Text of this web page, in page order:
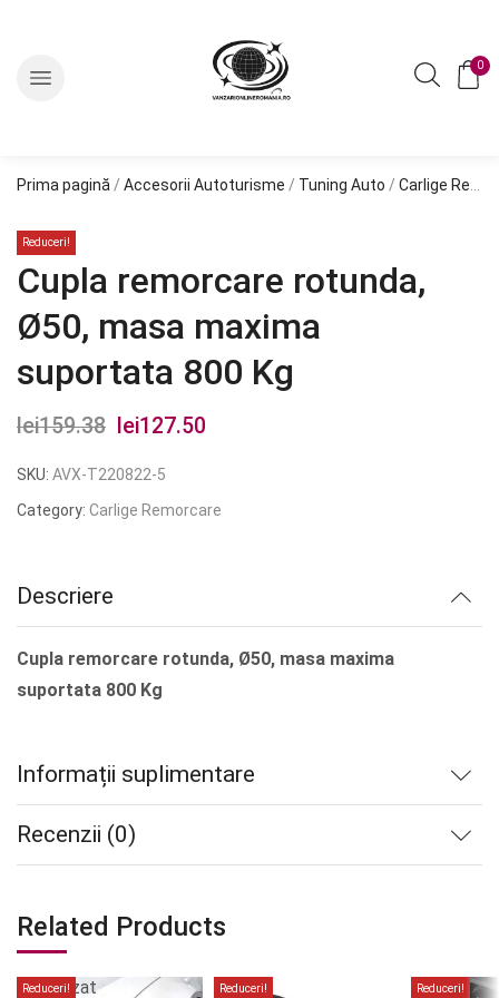
0
Prima pagină / Accesorii Autoturisme / Tuning Auto / Carlige Remorcare
Reduceri!
Cupla remorcare rotunda,
Ø50, masa maxima
suportata 800 Kg
lei159.38
Prețul
inițial
a
lei127.50
este:
SKU: AVX-T220822-5
Category: Carlige Remorcare
Descriere
Cupla remorcare rotunda, Ø50, masa maxima
suportata 800 Kg
Informații suplimentare
Recenzii (0)
Related Products
Reduceri!
epuizat
Reduceri! Reduceri!